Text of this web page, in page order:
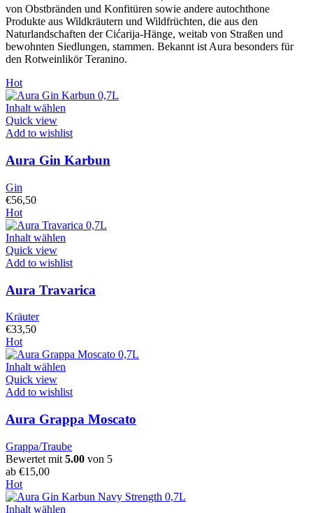
von Obstbränden und Konfitüren sowie andere autochthone
Produkte aus Wildkräutern und Wildfrüchten, die aus den
Naturlandschaften der Cićarija-Hänge, weitab von Straßen und
bewohnten Siedlungen, stammen. Bekannt ist Aura besonders für
den Rotweinlikör Teranino.
Hot
Inhalt wählen
Quick view
Add to wishlist
Aura Gin Karbun
Gin
€56,50
Hot
Inhalt wählen
Quick view
Add to wishlist
Aura Travarica
Kräuter
€33,50
Hot
Inhalt wählen
Quick view
Add to wishlist
Aura Grappa Moscato
Grappa/Traube
Bewertet mit 5.00 von 5
ab €15,00
Hot
Inhalt wählen